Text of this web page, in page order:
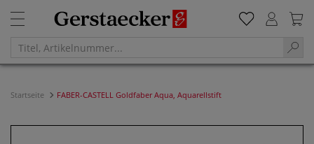
Startseite FABER-CASTELL Goldfaber Aqua, Aquarellstift